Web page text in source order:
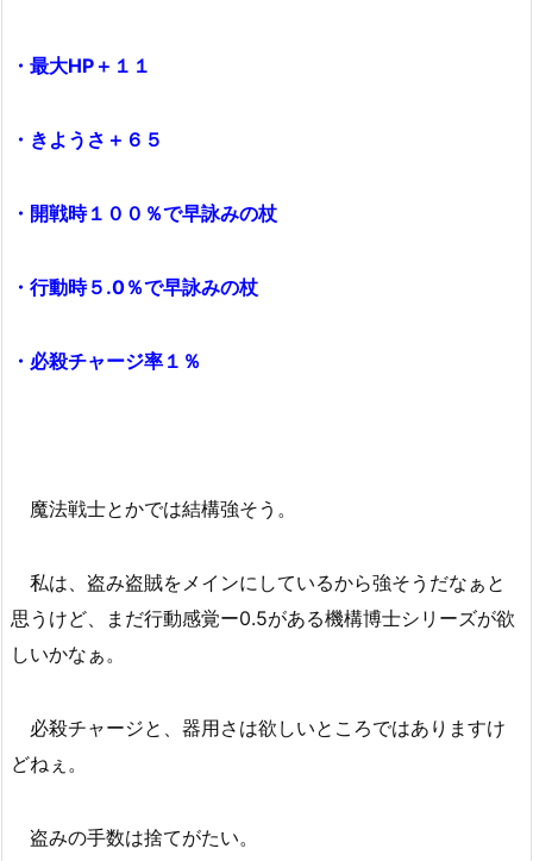
・最大HP＋１１
・きようさ＋６５
・開戦時１００％で早詠みの杖
・行動時５.0％で早詠みの杖
・必殺チャージ率１％
魔法戦士とかでは結構強そう。
私は、盗み盗賊をメインにしているから強そうだなぁと
思うけど、まだ行動感覚ー0.5がある機構博士シリーズが欲
しいかなぁ。
必殺チャージと、器用さは欲しいところではありますけ
どねぇ。
盗みの手数は捨てがたい。